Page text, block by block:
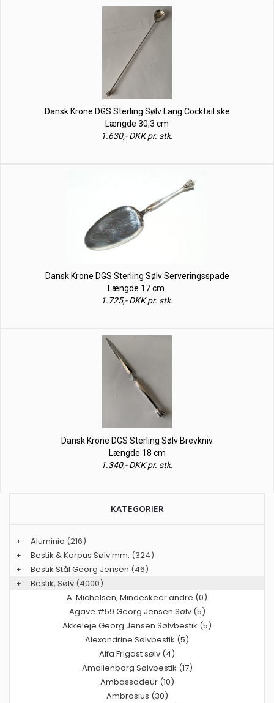
Dansk Krone DGS Sterling Sølv Lang Cocktail ske
Længde 30,3 cm
1.630,- DKK pr. stk.
Dansk Krone DGS Sterling Sølv Serveringsspade
Længde 17 cm.
1.725,- DKK pr. stk.
Dansk Krone DGS Sterling Sølv Brevkniv
Længde 18 cm
1.340,- DKK pr. stk.
KATEGORIER
+ Aluminia (216)
+
Bestik & Korpus Sølv mm. (324)
+
Bestik Stål Georg Jensen (46)
+
Bestik, Sølv (4000)
A. Michelsen, Mindeskeer andre (0)
Agave #59 Georg Jensen Sølv (5)
Akkeleje Georg Jensen Sølvbestik (5)
Alexandrine Sølvbestik (5)
Alfa Frigast sølv (4)
Amalienborg Sølvbestik (17)
Ambassadeur (10)
Ambrosius (30)